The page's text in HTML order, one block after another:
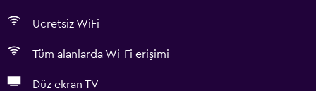
Ücretsiz WiFi
Tüm alanlarda Wi-Fi erişimi
Düz ekran TV